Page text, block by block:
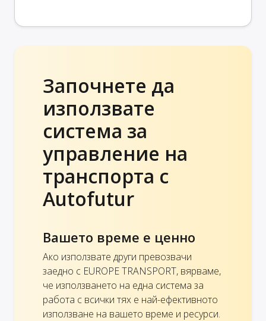
Започнете да
използвате
система за
управление на
транспорта с
Autofutur
Вашето време е ценно
Ако използвате други превозвачи
заедно с EUROPE TRANSPORT, вярваме,
че използването на една система за
работа с всички тях е най-ефективното
използване на вашето време и ресурси.